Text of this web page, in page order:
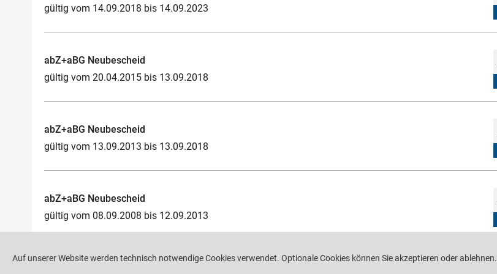
gültig vom 14.09.2018 bis 14.09.2023
abZ+aBG Neubescheid
gültig vom 20.04.2015 bis 13.09.2018
abZ+aBG Neubescheid
gültig vom 13.09.2013 bis 13.09.2018
abZ+aBG Neubescheid
gültig vom 08.09.2008 bis 12.09.2013
Auf unserer Website werden technisch notwendige Cookies verwendet. Optionale Cookies können Sie akzeptieren oder ablehnen.